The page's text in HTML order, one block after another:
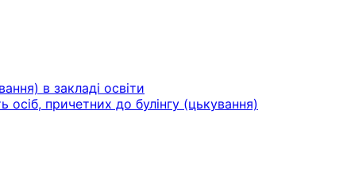
в закладі освіти
осіб, причетних до булінгу (цькування)